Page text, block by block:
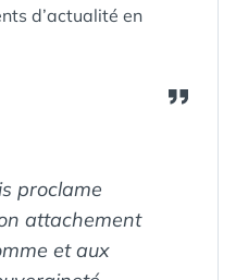
d’actualité en
proclame
attachement
et aux